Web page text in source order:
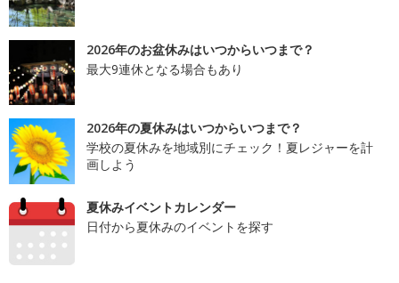
2026年のお盆休みはいつからいつまで？
最大9連休となる場合もあり
2026年の夏休みはいつからいつまで？
学校の夏休みを地域別にチェック！夏レジャーを計
画しよう
夏休みイベントカレンダー
日付から夏休みのイベントを探す